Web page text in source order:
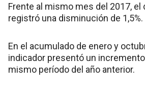
Frente al mismo mes del 2017, el
registró una disminución de 1,5%.
En el acumulado de enero y
indicador presentó un
mismo período del año anterior.